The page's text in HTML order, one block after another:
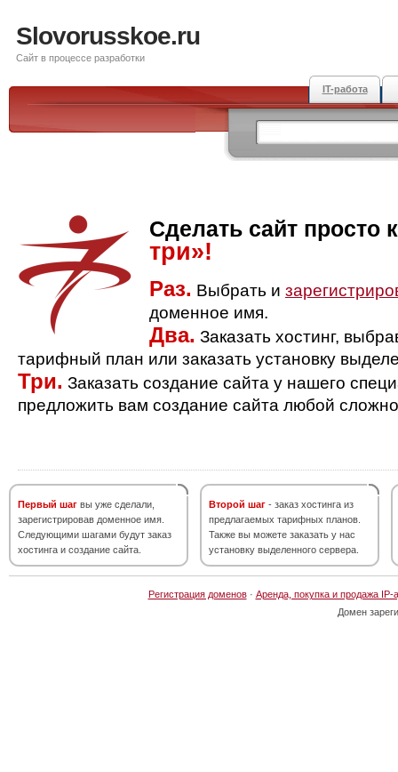
Slovorusskoe.ru
Сайт в процессе разработки
IT-работа
Сделать сайт просто
три»!
Раз. Выбрать и
доменное имя.
Два. Заказать хостинг,
тарифный план или заказать установку
Три. Заказать создание сайта у нашего
предложить вам создание сайта любой
Первый шаг вы уже сделали,
зарегистрировав доменное имя.
Следующими шагами будут заказ
хостинга и создание сайта.
Второй шаг - заказ хостинга из
предлагаемых тарифных планов.
Также вы можете заказать у нас
установку выделенного сервера.
Регистрация доменов· Аренда, покупка и продажа IP-
Домен